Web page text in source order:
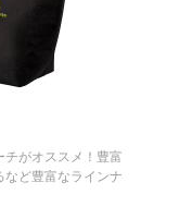
チがオススメ！豊富
など豊富なラインナ